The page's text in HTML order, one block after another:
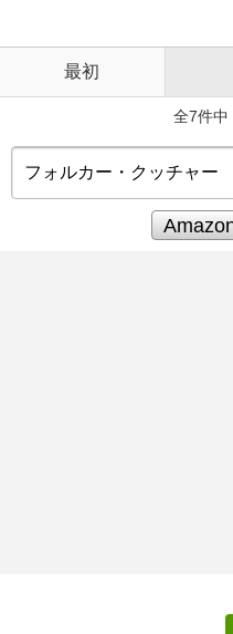
最初
全7件中